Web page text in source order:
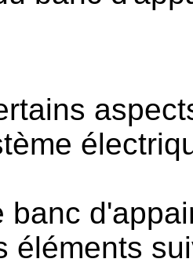
banc
éléments